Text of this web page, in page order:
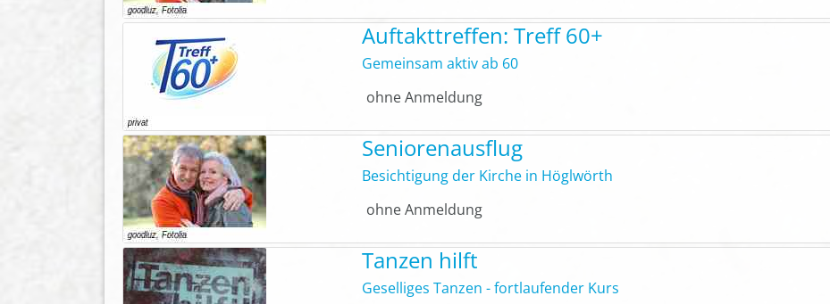
Auftakttreffen: Treff 60+
Gemeinsam aktiv ab 60
ohne Anmeldung
Seniorenausflug
Besichtigung der Kirche in Höglwörth
ohne Anmeldung
Tanzen hilft
Geselliges Tanzen - fortlaufender Kurs